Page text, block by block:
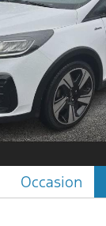
Occasion